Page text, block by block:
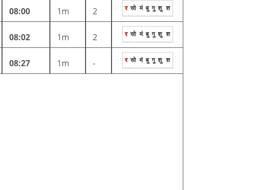
08:00 1m 2 र सो मं बु गु शु श
08:02 1m 2 र सो मं बु गु शु श
08:27 1m - र सो मं बु गु शु श